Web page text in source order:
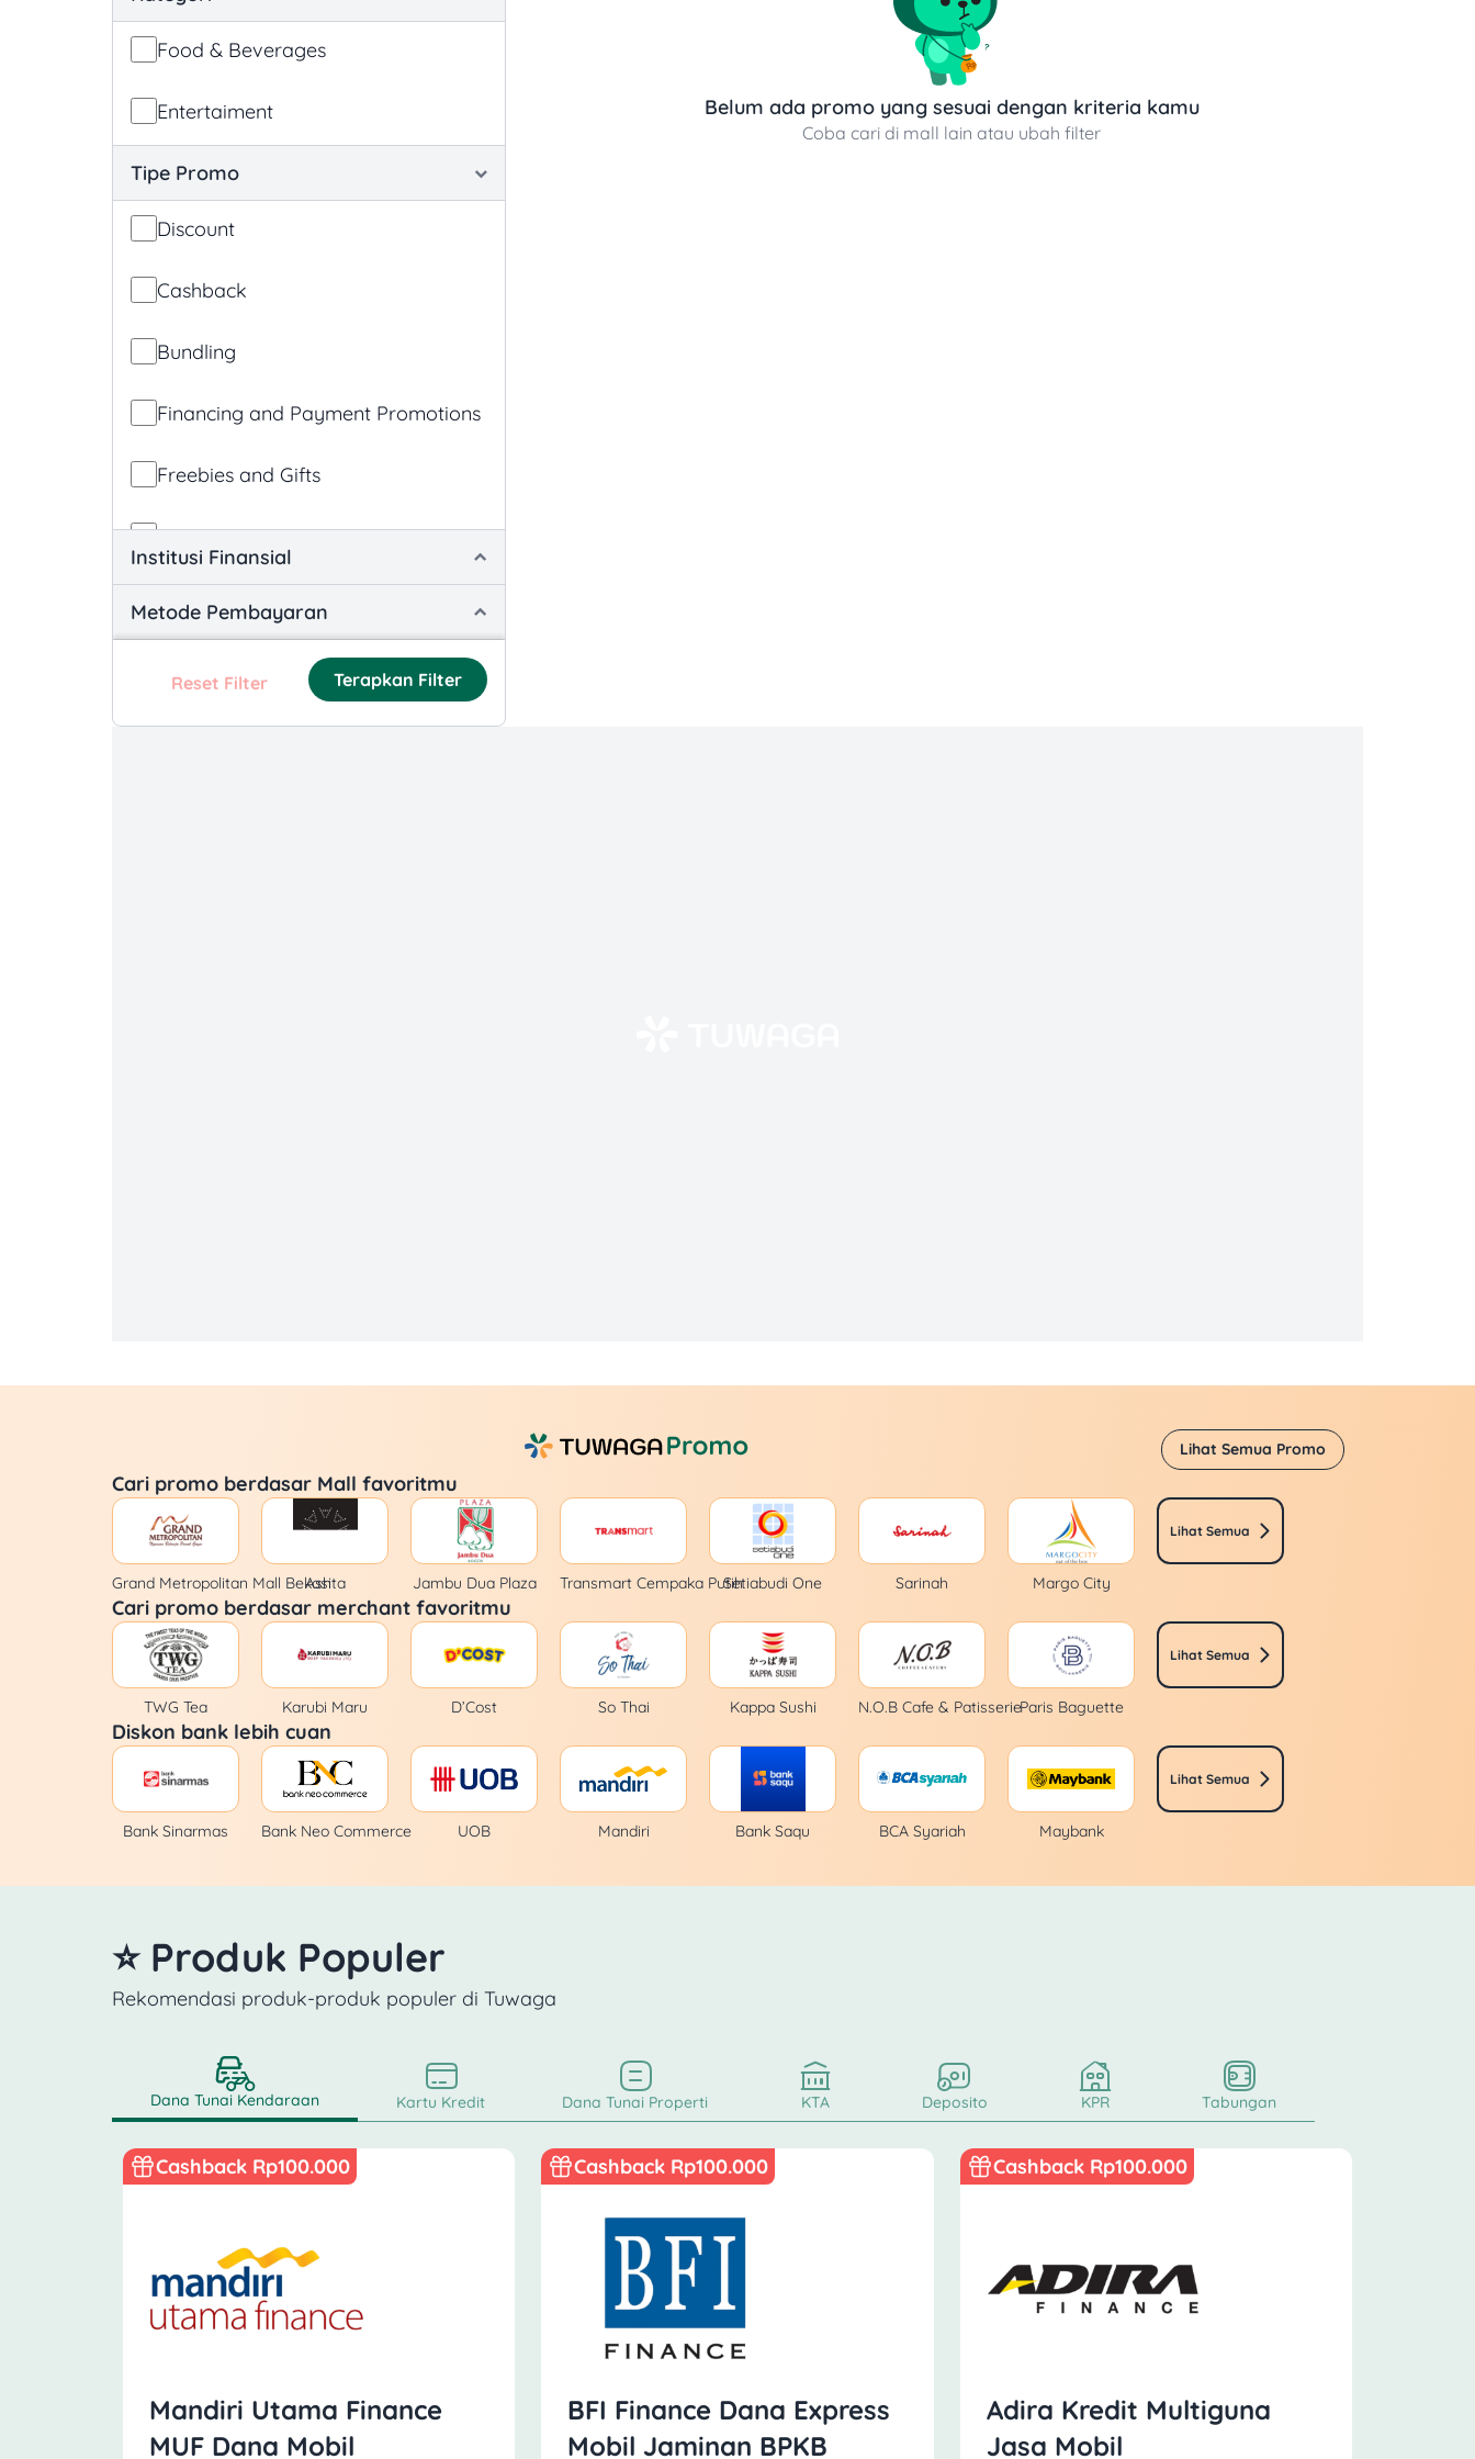
Food & Beverages
Entertaiment
Tipe Promo
Discount
Cashback
Bundling
Financing and Payment Promotions
Freebies and Gifts
App Promotions
Loyalty and Reward-based
Promotions
Product-specific Promotions
Institusi Finansial
Metode Pembayaran
Reset Filter Terapkan Filter
Belum ada promo yang sesuai dengan kriteria kamu
Coba cari di mall lain atau ubah filter
Lihat Semua Promo
Cari promo berdasar Mall favoritmu
Grand Metropolitan Mall Bekasi
Ashta Jambu Dua Plaza Transmart Cempaka PutihSetiabudi One Sarinah Margo City
Lihat Semua
Cari promo berdasar merchant favoritmu
TWG Tea Karubi Maru D’Cost So Thai Kappa Sushi N.O.B Cafe & PatisserieParis Baguette
Lihat Semua
Diskon bank lebih cuan
Bank Sinarmas Bank Neo Commerce UOB Mandiri Bank Saqu BCA Syariah Maybank
Lihat Semua
⭐ Produk Populer
Rekomendasi produk-produk populer di Tuwaga
Dana Tunai Kendaraan Kartu Kredit Dana Tunai Properti KTA Deposito KPR Tabungan
Cashback Rp100.000
Mandiri Utama Finance
MUF Dana Mobil
Cashback Rp100.000
BFI Finance Dana Express
Mobil Jaminan BPKB
Cashback Rp100.000
Adira Kredit Multiguna
Jasa Mobil